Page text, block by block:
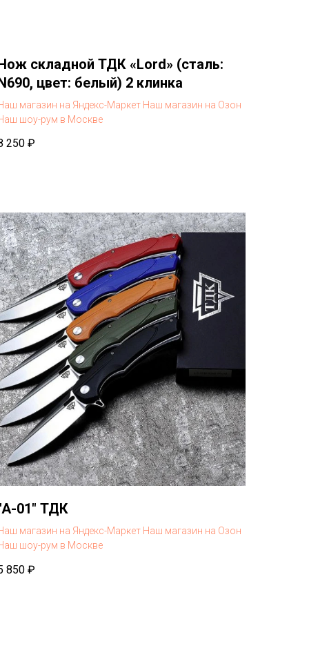
складной ТДК «Lord» (сталь:
цвет: белый) 2 клинка
магазин на Яндекс-Маркет Наш магазин на Озон
шоу-рум в Москве
250 ₽
01" ТДК
магазин на Яндекс-Маркет Наш магазин на Озон
шоу-рум в Москве
850 ₽